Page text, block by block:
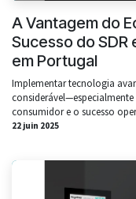
A Vantagem do
Sucesso do
em Portugal
Implementar tecnologia
consumidor e o sucesso
22 juin 2025